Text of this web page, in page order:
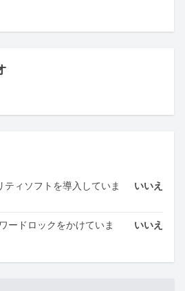
ティソフトを導入していま
いいえ
ードロックをかけていま
いいえ